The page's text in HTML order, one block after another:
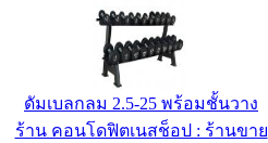
ดัมเบลกลม 2.5-25 พร้อมชั้นวาง
ร้าน คอนโดฟิตเนสช็อป : ร้านขาย